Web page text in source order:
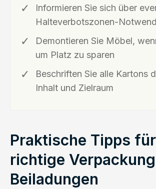
Informieren Sie sich über
Halteverbotszonen-
Demontieren Sie Möbel,
um Platz zu sparen
Beschriften Sie alle Kartons
Inhalt und Zielraum
Praktische Tipps
richtige
Beiladungen